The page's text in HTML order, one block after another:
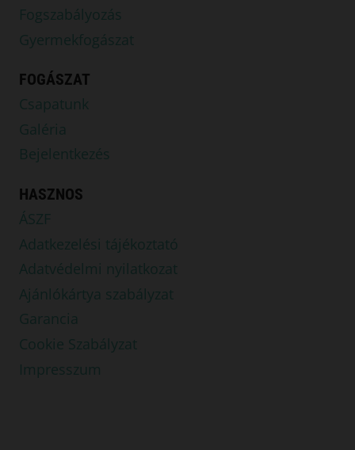
Fogszabályozás
Gyermekfogászat
FOGÁSZAT
Csapatunk
Galéria
Bejelentkezés
HASZNOS
ÁSZF
Adatkezelési tájékoztató
Adatvédelmi nyilatkozat
Ajánlókártya szabályzat
Garancia
Cookie Szabályzat
Impresszum